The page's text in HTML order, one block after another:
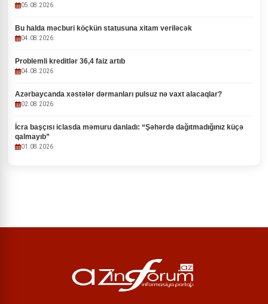
05.08.2026
Bu halda məcburi köçkün statusuna xitam veriləcək
04.08.2026
Problemli kreditlər 36,4 faiz artıb
04.08.2026
Azərbaycanda xəstələr dərmanları pulsuz nə vaxt alacaqlar?
02.08.2026
İcra başçısı iclasda məmuru danladı: “Şəhərdə dağıtmadığınız küçə
qalmayıb”
01.08.2026